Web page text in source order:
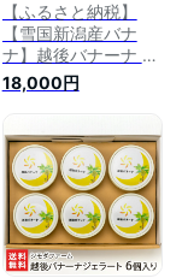
【ふるさと納税】
【雪国新潟産バナ
ナ】越後バナーナ 2
本（230g）＆焼きド
ーナツ 4個 セット【
18,000円